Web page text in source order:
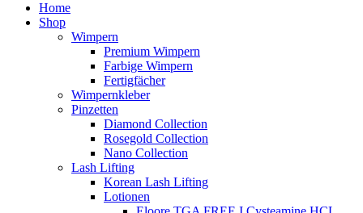
Home
Shop
Wimpern
Premium Wimpern
Farbige Wimpern
Fertigfächer
Wimpernkleber
Pinzetten
Diamond Collection
Rosegold Collection
Nano Collection
Lash Lifting
Korean Lash Lifting
Lotionen